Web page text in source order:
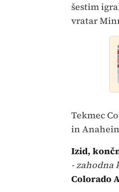
šestim
vratar
Tekmec
in
Izid,
- zahodna
Colorado